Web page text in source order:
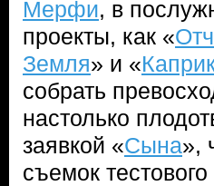
Мерфи, в
проекты, как «
Земля» и «
собрать
настолько
заявкой «Сына»,
съемок